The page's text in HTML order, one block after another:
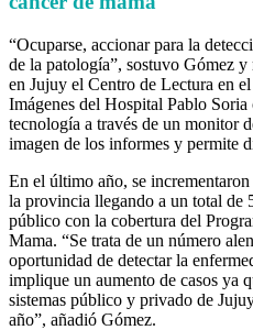
“Ocuparse, accionar para la
de la patología”, sostuvo Gómez
en Jujuy el Centro de Lectura en
Imágenes del Hospital Pablo
tecnología a través de un monitor
imagen de los informes y permite
En el último año, se
la provincia llegando a un total de
público con la cobertura del
Mama. “Se trata de un número
oportunidad de detectar la
implique un aumento de casos ya
sistemas público y privado de
año”, añadió Gómez.